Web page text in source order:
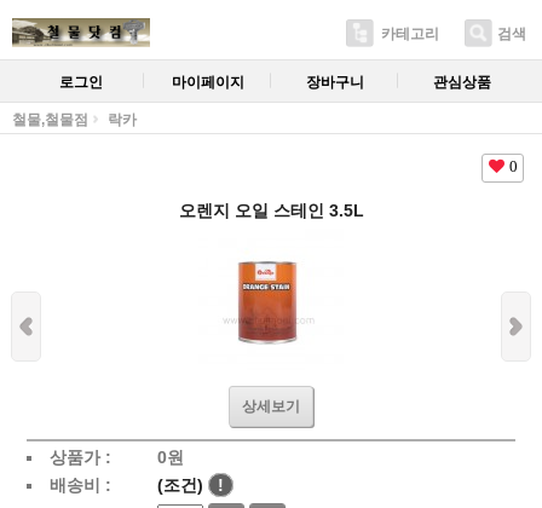
카테고리 검색
로그인 마이페이지 장바구니 관심상품
철물,철물점 락카
0
오렌지 오일 스테인 3.5L
상세보기
상품가 : 0원
배송비 :
(조건)
!